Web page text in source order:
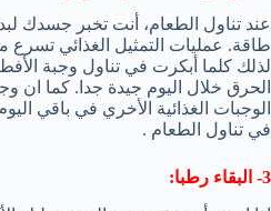
عند تناول الطعام، أنت تخبر جسدك
طاقة. عمليات التمثيل الغذائي تسرع
لذلك كلما أبكرت في تناول وجبة
الحرق خلال اليوم جيدة جدا. كما ان
الوجبات الغذائية الأخري في باقي
في تناول الطعام .
3- البقاء رطبا: